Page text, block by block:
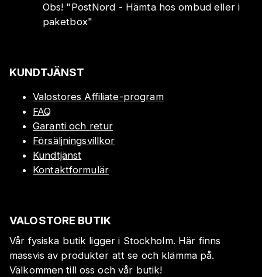
Obs! "PostNord - Hämta hos ombud eller i
paketbox"
KUNDTJÄNST
Valostores Affiliate-program
FAQ
Garanti och retur
Försäljningsvillkor
Kundtjänst
Kontaktformulär
VALOSTORE BUTIK
Vår fysiska butik ligger i Stockholm. Här finns
massvis av produkter att se och klämma på.
Välkommen till oss och vår butik!